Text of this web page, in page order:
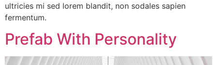
ultricies mi sed lorem blandit, non sodales sapien
fermentum.
Prefab With Personality